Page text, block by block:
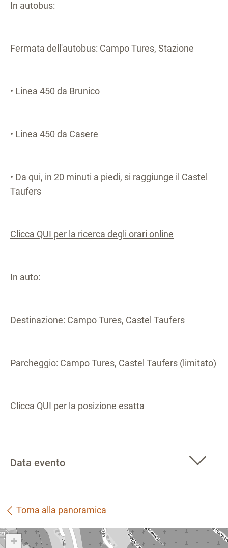
In autobus:
Fermata dell'autobus: Campo Tures, Stazione
• Linea 450 da Brunico
• Linea 450 da Casere
• Da qui, in 20 minuti a piedi, si raggiunge il Castel
Taufers
Clicca QUI per la ricerca degli orari online
In auto:
Destinazione: Campo Tures, Castel Taufers
Parcheggio: Campo Tures, Castel Taufers (limitato)
Clicca QUI per la posizione esatta
Data evento
Torna alla panoramica
+